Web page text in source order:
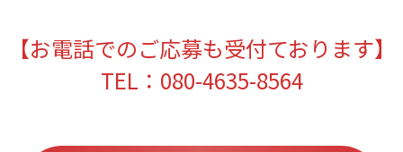
【お電話でのご応募も受付ております】
TEL：080-4635-8564